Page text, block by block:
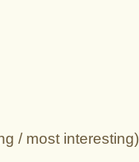
/ most interesting)